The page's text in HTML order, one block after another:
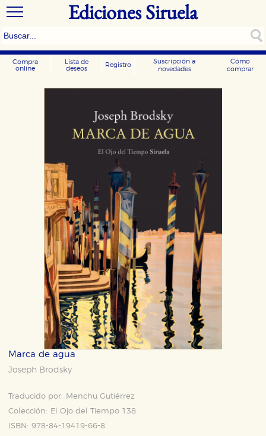
Ediciones Siruela
Compra
online
Lista de
deseos
Registro
Suscripción a
novedades
Cómo
comprar
Marca de agua
Joseph Brodsky
Traducido por:
Menchu Gutiérrez
Colección:
El Ojo del Tiempo 138
ISBN: 978-84-19419-66-8